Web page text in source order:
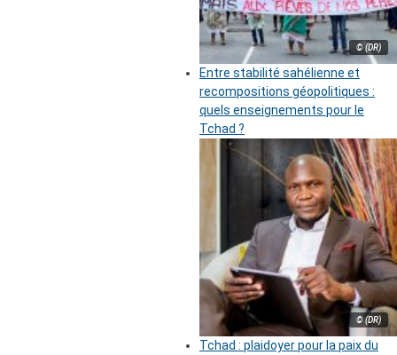
© (DR)
Entre stabilité sahélienne et
recompositions géopolitiques :
quels enseignements pour le
Tchad ?
© (DR)
Tchad : plaidoyer pour la paix du